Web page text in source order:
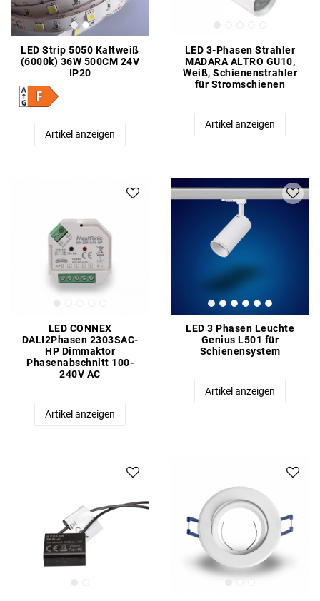
LED Strip 5050 Kaltweiß
(6000k) 36W 500CM 24V
IP20
Artikel anzeigen
LED 3-Phasen Strahler
MADARA ALTRO GU10,
Weiß, Schienenstrahler
für Stromschienen
Artikel anzeigen
LED CONNEX
DALI2Phasen 2303SAC-
HP Dimmaktor
Phasenabschnitt 100-
240V AC
Artikel anzeigen
LED 3 Phasen Leuchte
Genius L501 für
Schienensystem
Artikel anzeigen